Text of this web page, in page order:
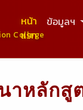
College
หน้า
แรก
ข้อมูลฯ
หลักสูต